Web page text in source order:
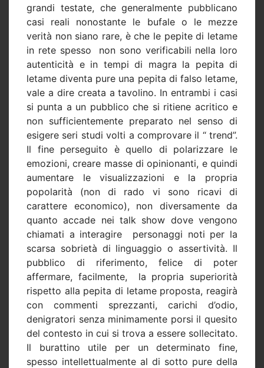
grandi testate, che generalmente pubblicano
casi reali nonostante le bufale o le mezze
verità non siano rare, è che le pepite di letame
in rete spesso
non sono verificabili nella loro
autenticità e in tempi di magra la pepita di
letame diventa pure una pepita di falso letame,
vale a dire creata a tavolino. In entrambi i casi
si punta a un pubblico che si ritiene acritico e
non sufficientemente preparato nel senso di
esigere seri studi volti a comprovare il “ trend”.
Il fine perseguito è quello di polarizzare le
emozioni, creare masse di opinionanti, e quindi
aumentare le visualizzazioni e la propria
popolarità (non di rado vi sono ricavi di
carattere economico), non diversamente da
quanto accade nei talk show dove vengono
chiamati a interagire
personaggi noti per la
scarsa sobrietà di linguaggio o assertività. Il
pubblico di riferimento, felice di poter
affermare, facilmente,
la propria superiorità
rispetto alla pepita di letame proposta, reagirà
con commenti sprezzanti, carichi d’odio,
denigratori senza minimamente porsi il quesito
del contesto in cui si trova a essere sollecitato.
Il burattino utile per un determinato fine,
spesso intellettualmente al di sotto pure della